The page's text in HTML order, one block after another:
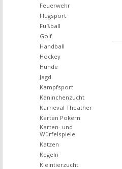
Feuerwehr
Flugsport
Fußball
Golf
Handball
Hockey
Hunde
Jagd
Kampfsport
Kaninchenzucht
Karneval Theather
Karten Pokern
Karten- und
Würfelspiele
Katzen
Kegeln
Kleintierzucht